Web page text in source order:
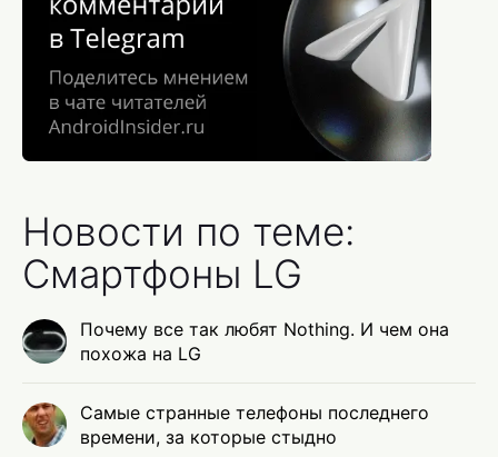
Новости по теме:
Смартфоны LG
Почему все так любят Nothing. И чем она
похожа на LG
Самые странные телефоны последнего
времени, за которые стыдно